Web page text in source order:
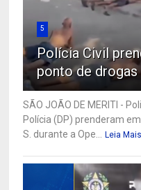
5
Polícia Civil
ponto de
SÃO JOÃO DE MERITI -
Polícia (DP) prenderam em
S. durante a Ope... Leia Mais